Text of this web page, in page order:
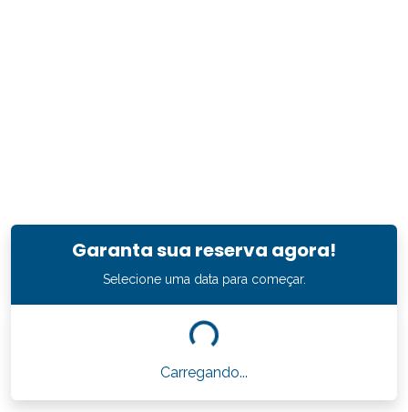
Garanta sua reserva agora!
Selecione uma data para começar.
Carregando...